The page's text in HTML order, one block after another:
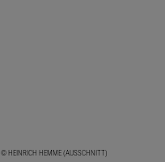
© HEINRICH HEMME (AUSSCHNITT)